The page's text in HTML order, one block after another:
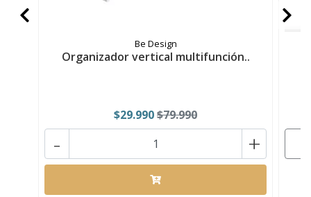
Be Design
Organizador vertical multifunción..
$29.990$79.990
+
-